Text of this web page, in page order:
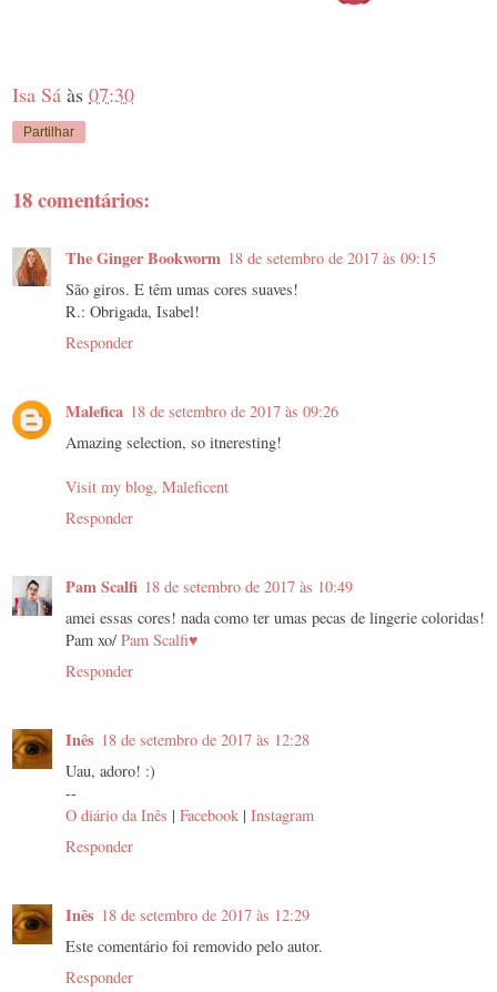
Isa Sá às 07:30
Partilhar
18 comentários:
The Ginger Bookworm 18 de setembro de 2017 às 09:15
São giros. E têm umas cores suaves!
R.: Obrigada, Isabel!
Responder
Malefica 18 de setembro de 2017 às 09:26
Amazing selection, so itneresting!
Visit my blog, Maleficent
Responder
Pam Scalfi 18 de setembro de 2017 às 10:49
amei essas cores! nada como ter umas pecas de lingerie coloridas!
Pam xo/ Pam Scalfi♥
Responder
Inês 18 de setembro de 2017 às 12:28
Uau, adoro! :)
--
O diário da Inês | Facebook | Instagram
Responder
Inês 18 de setembro de 2017 às 12:29
Este comentário foi removido pelo autor.
Responder